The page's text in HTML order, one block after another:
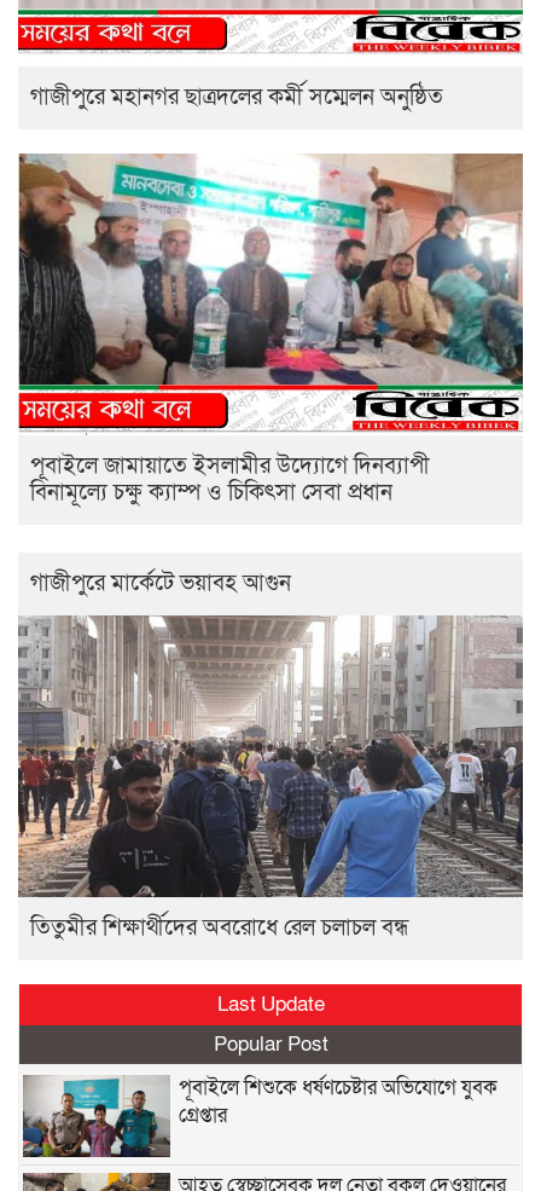
গাজীপুরে মহানগর ছাত্রদলের কর্মী সম্মেলন অনুষ্ঠিত
পূবাইলে জামায়াতে ইসলামীর উদ্যোগে দিনব্যাপী
বিনামূল্যে চক্ষু ক্যাম্প ও চিকিৎসা সেবা প্রধান
গাজীপুরে মার্কেটে ভয়াবহ আগুন
তিতুমীর শিক্ষার্থীদের অবরোধে রেল চলাচল বন্ধ
Last Update
Popular Post
পূবাইলে শিশুকে ধর্ষণচেষ্টার অভিযোগে যুবক
গ্রেপ্তার
আহত স্বেচ্ছাসেবক দল নেতা বকুল দেওয়ানের